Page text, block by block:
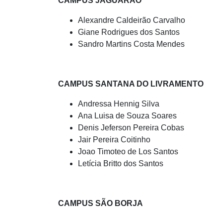
Alexandre Caldeirão Carvalho
Giane Rodrigues dos Santos
Sandro Martins Costa Mendes
CAMPUS SANTANA DO LIVRAMENTO
Andressa Hennig Silva
Ana Luisa de Souza Soares
Denis Jeferson Pereira Cobas
Jair Pereira Coitinho
Joao Timoteo de Los Santos
Letícia Britto dos Santos
CAMPUS SÃO BORJA